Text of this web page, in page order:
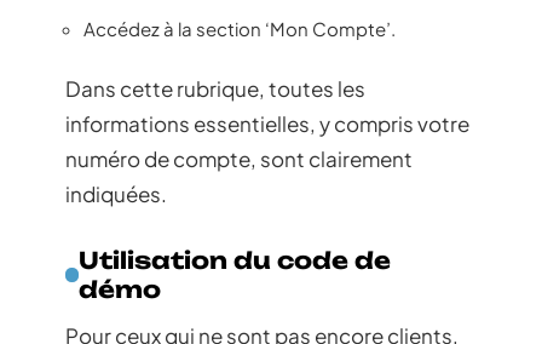
Accédez à la section ‘Mon Compte’.
Dans cette rubrique, toutes les
informations essentielles, y compris votre
numéro de compte, sont clairement
indiquées.
Utilisation du code de
démo
Pour ceux qui ne sont pas encore clients,